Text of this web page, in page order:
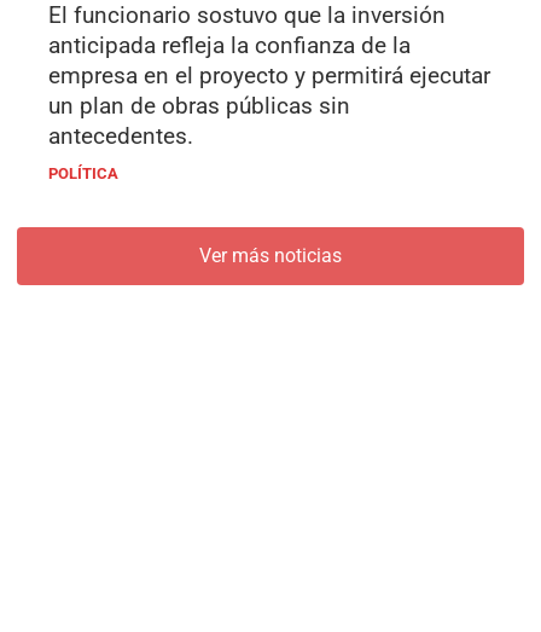
El funcionario sostuvo que la inversión
anticipada refleja la confianza de la
empresa en el proyecto y permitirá ejecutar
un plan de obras públicas sin
antecedentes.
POLÍTICA
Ver más noticias